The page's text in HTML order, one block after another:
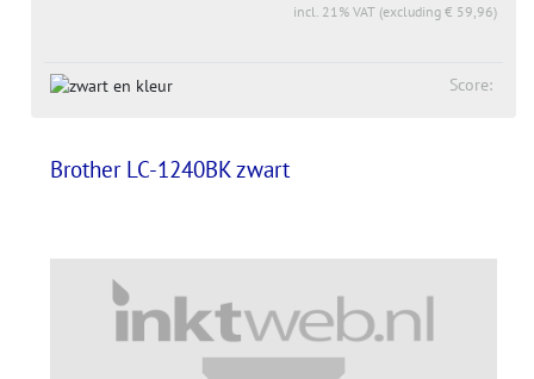
incl. 21% VAT (excluding € 59,96)
Score:
Brother LC-1240BK zwart